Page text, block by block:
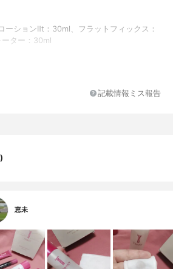
ーションⅡt：30ml、フラットフィックス：
ター：30ml
記載情報ミス報告
恵未